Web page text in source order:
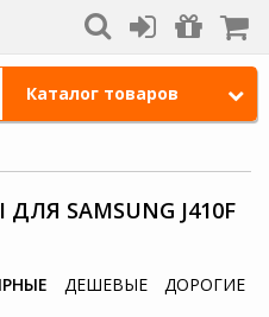
Каталог товаров
SAMSUNG J410F
ДЕШЕВЫЕ ДОРОГИЕ